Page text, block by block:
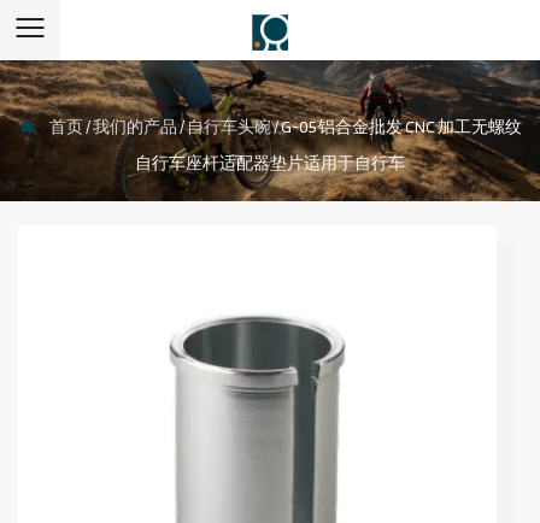
首页/我们的产品/自行车头碗/G-05 铝合金批发 CNC 加工无螺纹
自行车座杆适配器垫片适用于自行车